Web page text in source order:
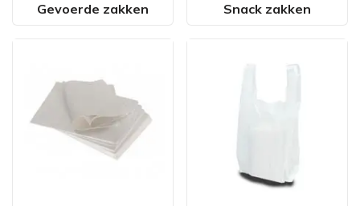
Gevoerde zakken Snack zakken